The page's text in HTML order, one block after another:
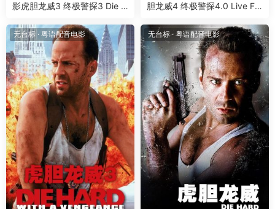
影虎胆龙威3 终极警探3 Die H
龙威第三部
胆龙威4 终极警探4.0 Live Fre
无台标 · 粤语配音电影 无台标· 粤语配音电影